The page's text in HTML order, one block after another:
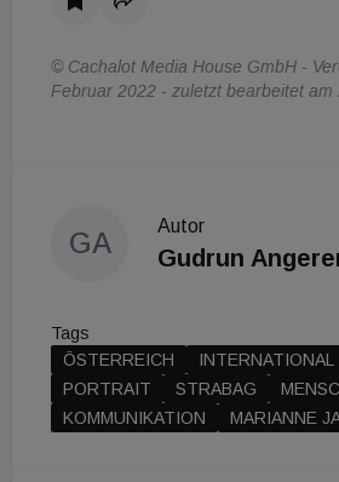
© Cachalot Media House GmbH -
Februar 2022 - zuletzt bearbeitet
GA
Autor
Gudrun
Tags
ÖSTERREICH
INTERNATIONAL
PORTRAIT
STRABAG
KOMMUNIKATION
MARIANNE